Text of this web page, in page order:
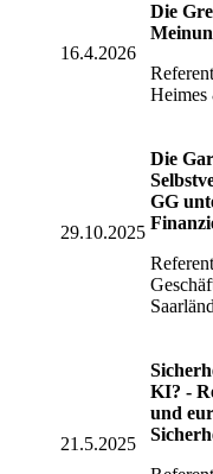
16.4.2026
Die
Heimes
29.10.2025
Die
GG
21.5.2025
KI? -
und